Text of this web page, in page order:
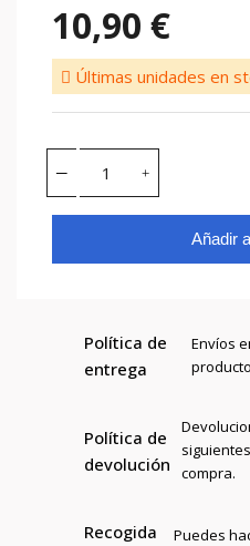
10,90 €
Últimas unidades en
Añadir
Política de
entrega
Envíos
Política de
devolución
compra.
Recogida
Puedes